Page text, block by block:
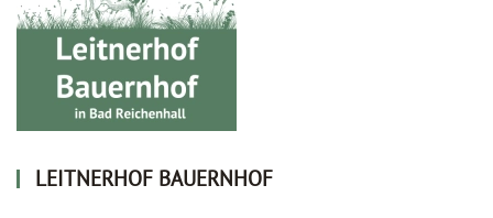
LEITNERHOF BAUERNHOF